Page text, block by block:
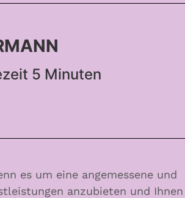
5 Minuten
es um eine angemessene und
anzubieten und